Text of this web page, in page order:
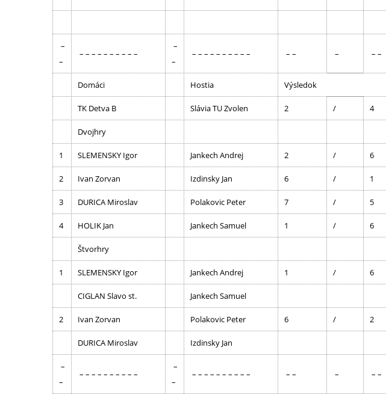
–
–
– – – – – – – – – –
–
–
– – – – – – – – – – – – – – –
Domáci Hostia Výsledok
TK Detva B Slávia TU Zvolen 2 / 4
Dvojhry
1 SLEMENSKY Igor Jankech Andrej 2 / 6
2 Ivan Zorvan Izdinsky Jan 6 / 1
3 DURICA Miroslav Polakovic Peter 7 / 5
4 HOLIK Jan Jankech Samuel 1 / 6
Štvorhry
1 SLEMENSKY Igor Jankech Andrej 1 / 6
CIGLAN Slavo st. Jankech Samuel
2 Ivan Zorvan Polakovic Peter 6 / 2
DURICA Miroslav Izdinsky Jan
–
–
– – – – – – – – – –
–
–
– – – – – – – – – – – – – – –